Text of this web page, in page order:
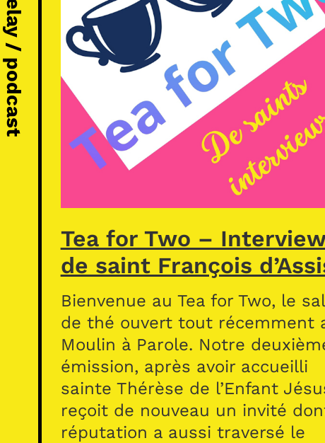
Tea for Two –
de saint François
Bienvenue au Tea for Two, le
de thé ouvert tout récemment
Moulin à Parole. Notre
émission, après avoir accueilli
sainte Thérèse de l’Enfant
reçoit de nouveau un invité
réputation a aussi traversé le